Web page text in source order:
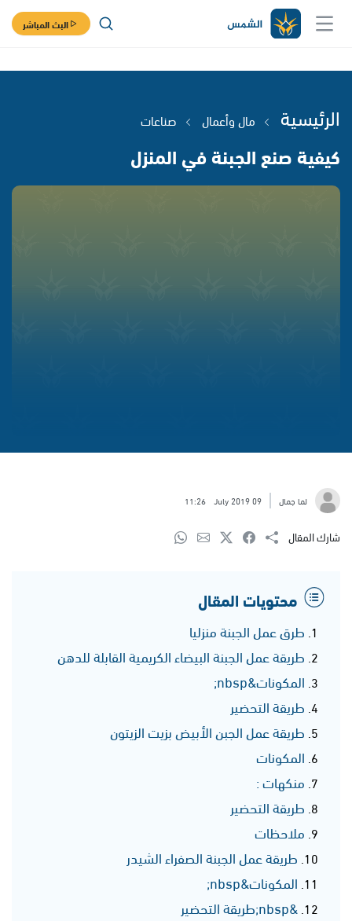
البث المباشر
الرئيسية مال وأعمال صناعات
كيفية صنع الجبنة في المنزل
لما جمال 09 July 2019
11:26
شارك المقال
محتويات المقال
طرق عمل الجبنة منزليا
طريقة عمل الجبنة البيضاء الكريمية القابلة للدهن
المكونات&nbsp;
طريقة التحضير
طريقة عمل الجبن الأبيض بزيت الزيتون
المكونات
منكهات :
طريقة التحضير
ملاحظات
طريقة عمل الجبنة الصفراء الشيدر
المكونات&nbsp;
&nbsp;طريقة التحضير